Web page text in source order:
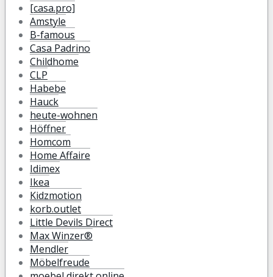
[casa.pro]
Amstyle
B-famous
Casa Padrino
Childhome
CLP
Habebe
Hauck
heute-wohnen
Höffner
Homcom
Home Affaire
Idimex
Ikea
Kidzmotion
korb.outlet
Little Devils Direct
Max Winzer®
Mendler
Möbelfreude